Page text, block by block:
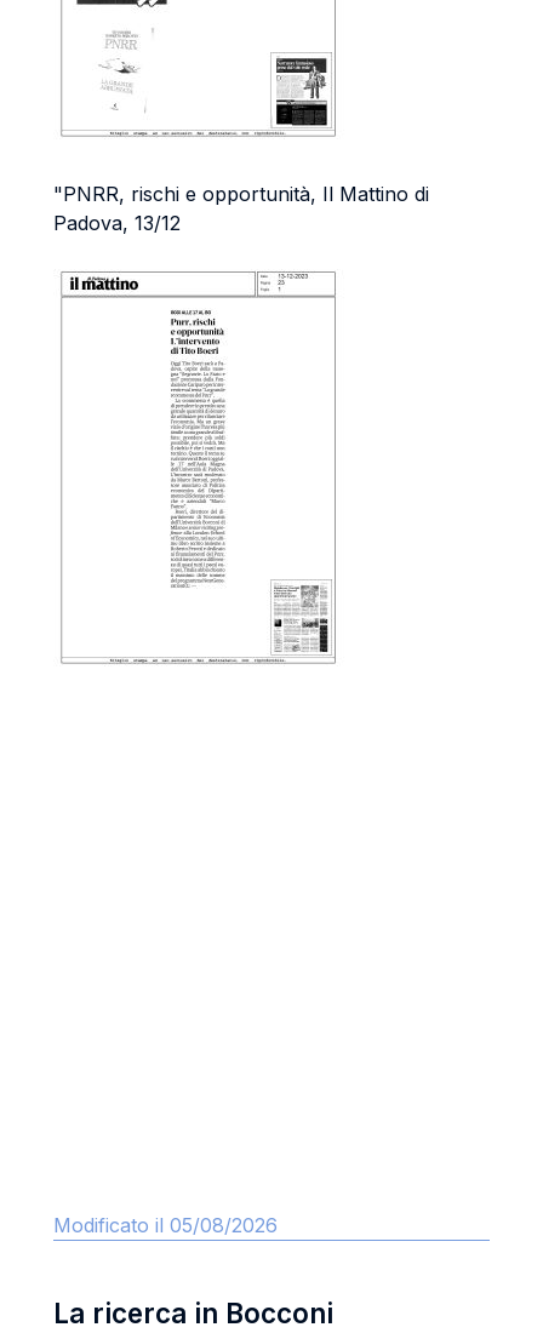
"PNRR, rischi e opportunità, Il Mattino di
Padova, 13/12
Modificato il 05/08/2026
La ricerca in Bocconi